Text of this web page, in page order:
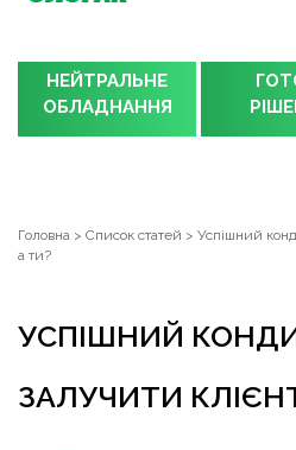
НЕЙТРАЛЬНЕ
ОБЛАДНАННЯ
Головна > Список статей > Успішний
а ти?
УСПІШНИЙ
ЗАЛУЧИТИ